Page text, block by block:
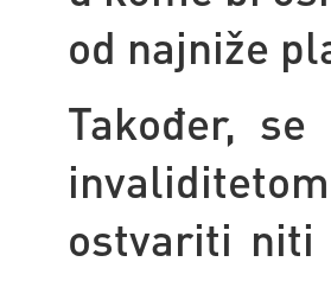
od najniže
Također,
ostvariti niti